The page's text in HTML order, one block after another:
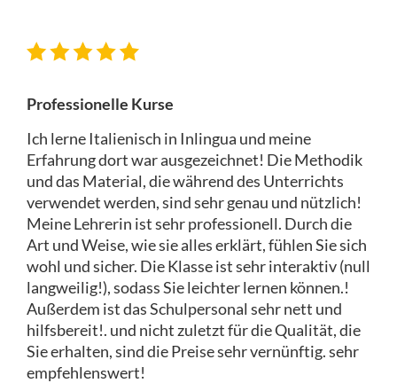
Professionelle Kurse
Ich lerne Italienisch in Inlingua und meine
Erfahrung dort war ausgezeichnet! Die Methodik
und das Material, die während des Unterrichts
verwendet werden, sind sehr genau und nützlich!
Meine Lehrerin ist sehr professionell. Durch die
Art und Weise, wie sie alles erklärt, fühlen Sie sich
wohl und sicher. Die Klasse ist sehr interaktiv (null
langweilig!), sodass Sie leichter lernen können.!
Außerdem ist das Schulpersonal sehr nett und
hilfsbereit!. und nicht zuletzt für die Qualität, die
Sie erhalten, sind die Preise sehr vernünftig. sehr
empfehlenswert!